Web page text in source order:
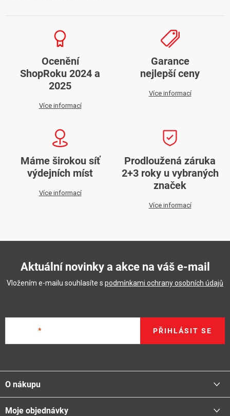
Ocenění
ShopRoku 2024 a
2025
Více informací
Garance
nejlepší ceny
Více informací
Máme širokou síť
výdejních míst
Více informací
Prodloužená záruka
2+3 roky u vybraných
značek
Více informací
Aktuální novinky a akce na váš e-mail
Vložením e-mailu souhlasíte s podmínkami ochrany osobních údajů
PŘIHLÁSIT SE
á
p
a
O nákupu
Proč nakupovat u nás
Moje objednávky